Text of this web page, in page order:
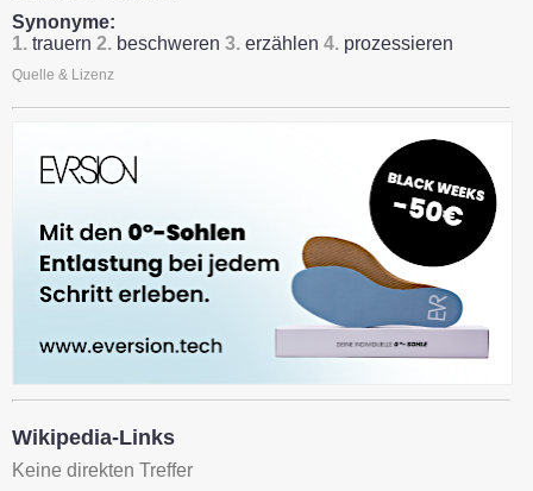
Synonyme:
1. trauern 2. beschweren 3. erzählen 4. prozessieren
Quelle & Lizenz
Wikipedia-Links
Keine direkten Treffer